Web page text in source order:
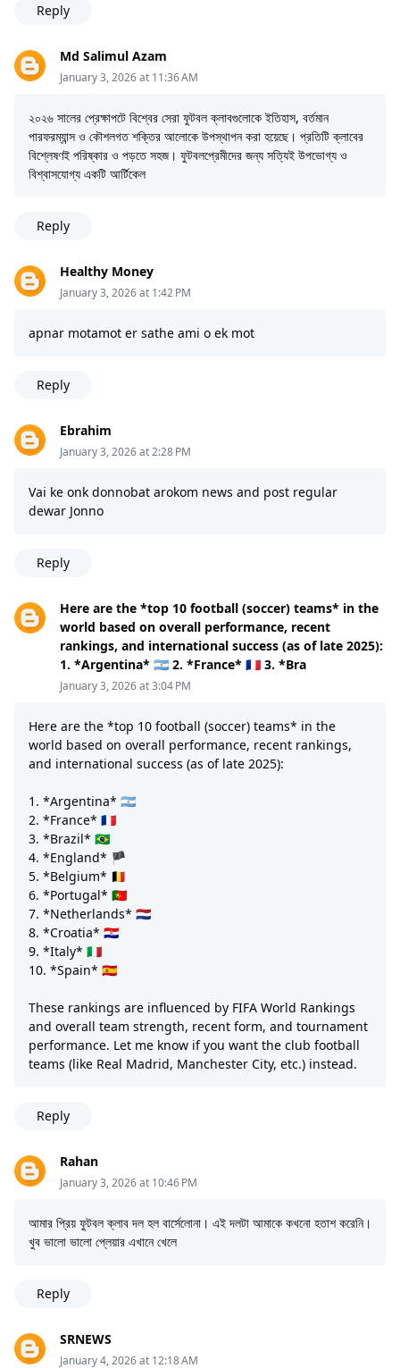
Reply
Md Salimul Azam
January 3, 2026 at 11:36 AM
২০২৬ সালের প্রেক্ষাপটে বিশ্বের সেরা ফুটবল ক্লাবগুলোকে ইতিহাস, বর্তমান
পারফরম্যান্স ও কৌশলগত শক্তির আলোকে উপস্থাপন করা হয়েছে। প্রতিটি ক্লাবের
বিশ্লেষণই পরিষ্কার ও পড়তে সহজ। ফুটবলপ্রেমীদের জন্য সত্যিই উপভোগ্য ও
বিশ্বাসযোগ্য একটি আর্টিকেল
Reply
Healthy Money
January 3, 2026 at 1:42 PM
apnar motamot er sathe ami o ek mot
Reply
Ebrahim
January 3, 2026 at 2:28 PM
Vai ke onk donnobat arokom news and post regular
dewar Jonno
Reply
Here are the *top 10 football (soccer) teams* in the
world based on overall performance, recent
rankings, and international success (as of late 2025):
1. *Argentina* 🇦🇷 2. *France* 🇫🇷 3. *Bra
January 3, 2026 at 3:04 PM
Here are the *top 10 football (soccer) teams* in the
world based on overall performance, recent rankings,
and international success (as of late 2025):
1. *Argentina* 🇦🇷
2. *France* 🇫🇷
3. *Brazil* 🇧🇷
4. *England* 🏴
5. *Belgium* 🇧🇪
6. *Portugal* 🇵🇹
7. *Netherlands* 🇳🇱
8. *Croatia* 🇭🇷
9. *Italy* 🇮🇹
10. *Spain* 🇪🇸
These rankings are influenced by FIFA World Rankings
and overall team strength, recent form, and tournament
performance. Let me know if you want the club football
teams (like Real Madrid, Manchester City, etc.) instead.
Reply
Rahan
January 3, 2026 at 10:46 PM
আমার প্রিয় ফুটবল ক্লাব দল হল বার্সেলোনা। এই দলটা আমাকে কখনো হতাশ করেনি।
খুব ভালো ভালো প্লেয়ার এখানে খেলে
Reply
SRNEWS
January 4, 2026 at 12:18 AM